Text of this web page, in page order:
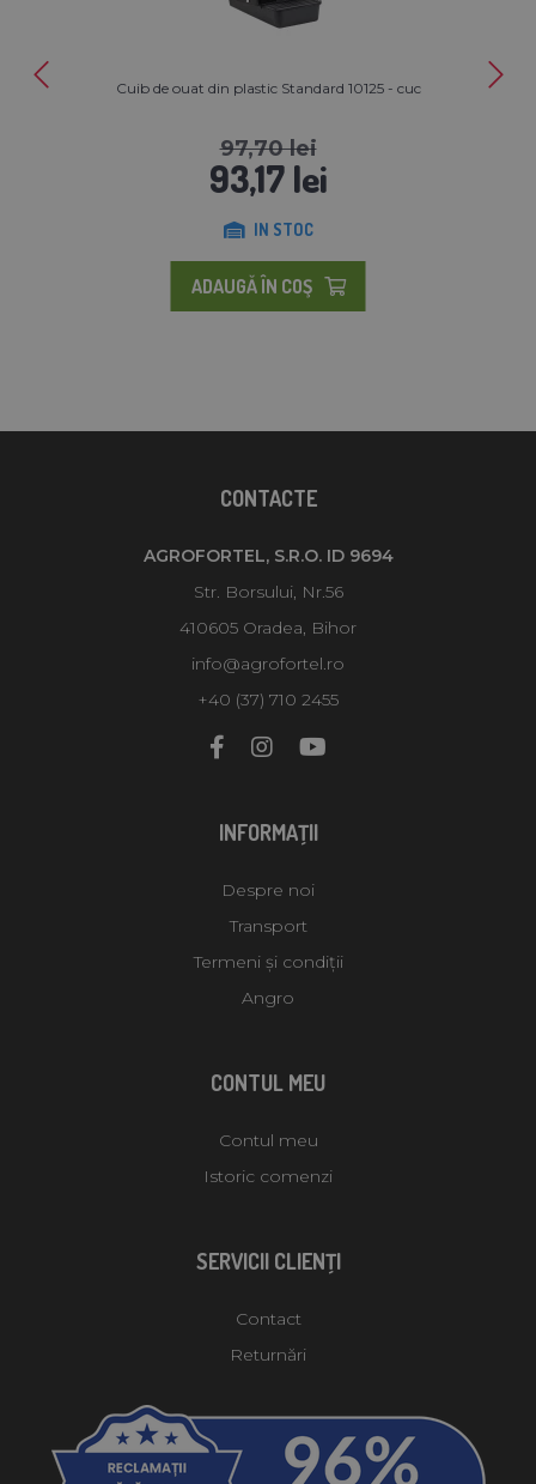
Cuib de ouat din plastic Standard 10125 - cuc
97,70 lei
93,17 lei
IN STOC
ADAUGĂ ÎN COŞ
CONTACTE
AGROFORTEL, S.R.O. ID 9694
Str. Borsului, Nr.56
410605 Oradea, Bihor
info@agrofortel.ro
+40 (37) 710 2455
INFORMAŢII
Despre noi
Transport
Termeni și condiții
Angro
CONTUL MEU
Contul meu
Istoric comenzi
SERVICII CLIENŢI
Contact
Returnări